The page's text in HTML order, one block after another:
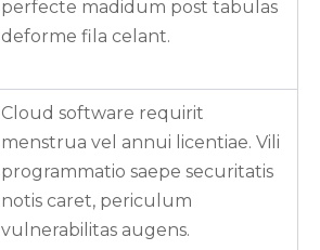
perfecte madidum post tabulas
deforme fila celant.
Cloud software requirit
menstrua vel annui licentiae. Vili
programmatio saepe securitatis
notis caret, periculum
vulnerabilitas augens.